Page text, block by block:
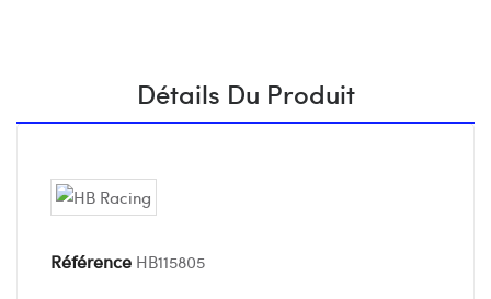
Détails Du Produit
Référence HB115805